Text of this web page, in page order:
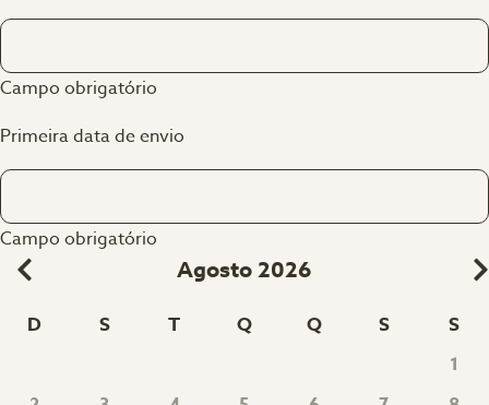
Campo obrigatório
Primeira data de envio
Campo obrigatório
Agosto 2026
D S T Q Q S S
1